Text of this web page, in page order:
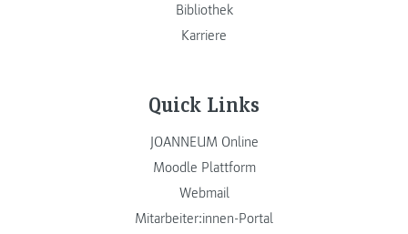
Bibliothek
Karriere
Quick Links
JOANNEUM Online
Moodle Plattform
Webmail
Mitarbeiter:innen-Portal